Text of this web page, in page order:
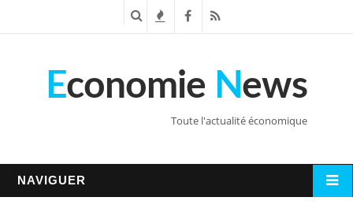
c n
F
c
R
S
Economie News
Toute l'actualité économique
NAVIGUER